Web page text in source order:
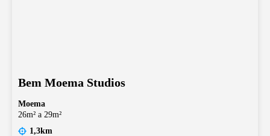
Bem Moema Studios
Moema
26m² a 29m²
1,3km